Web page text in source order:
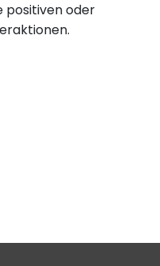
positiven oder